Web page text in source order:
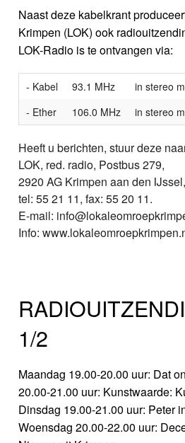
Naast deze kabelkrant
Krimpen (LOK) ook
LOK-Radio is te ontvangen via:
- Kabel 93.1 MHz
in stereo
- Ether
106.0 MHz in stereo
Heeft u berichten, stuur deze
LOK, red. radio, Postbus 279,
2920 AG Krimpen aan den IJssel,
tel: 55 21 11, fax: 55 20 11.
E-mail:
Info:
1/2
Maandag 19.00-20.00 uur: Dat
20.00-21.00 uur: Kunstwaarde:
Dinsdag 19.00-21.00 uur: Peter
Woensdag 20.00-22.00 uur: